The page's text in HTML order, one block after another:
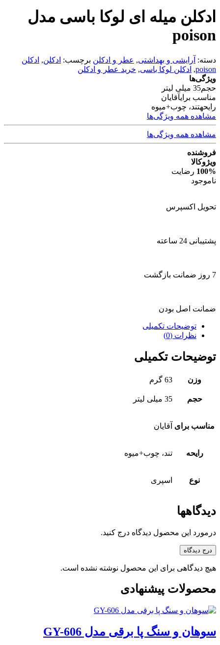
ادکلن میله ای لوکا باسی مدل
poison
دسته: آرایشی و بهداشتی, عطر و ادکلن برچسب: ادکلن, ادکلن
poison
, ادکلن لوکا باسی, خرید عطر و ادکلن
ویژگی‌ها
حجم35 میلی لیتر
مناسب برایآقایان
رایحهتند، چوب+میوه
مشاهده همه ویژگی‌ها
مشاهده همه ویژگی‌ها
فروشنده
ویژوکالا
100% رضایت
ناموجود
تحویل اکسپرس
پشتیبانی 24 ساعته
7 روز ضمانت بازگشت
ضمانت اصل بودن
توضیحات تکمیلی
نظرات (0)
توضیحات تکمیلی
وزن 63 گرم
حجم 35 میلی لیتر
مناسب برای آقایان
رایحه تند، چوب+میوه
نوع اسپری
دیدگاهها
درمورد این محصول دیدگاه درج کنید.
درج دیدگاه
هیچ دیدگاهی برای این محصول نوشته نشده است.
محصولات پیشنهادی
سوهان و سنگ پا برقی مدل GY-606